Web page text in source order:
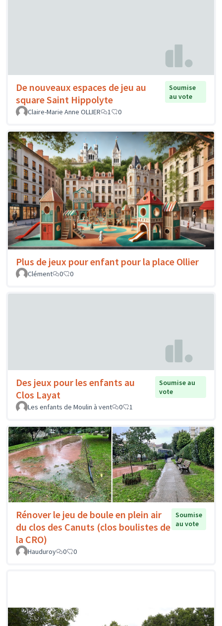
De nouveaux espaces de jeu au
square Saint Hippolyte
Soumise
au vote
Claire-Marie Anne OLLIER
1 0
Plus de jeux pour enfant pour la place Ollier
Clément 0 0
Des jeux pour les enfants au
Clos Layat
Soumise au
vote
Les enfants de Moulin à vent
0 1
Rénover le jeu de boule en plein air
du clos des Canuts (clos boulistes de
la CRO)
Soumise
au vote
Hauduroy 0 0